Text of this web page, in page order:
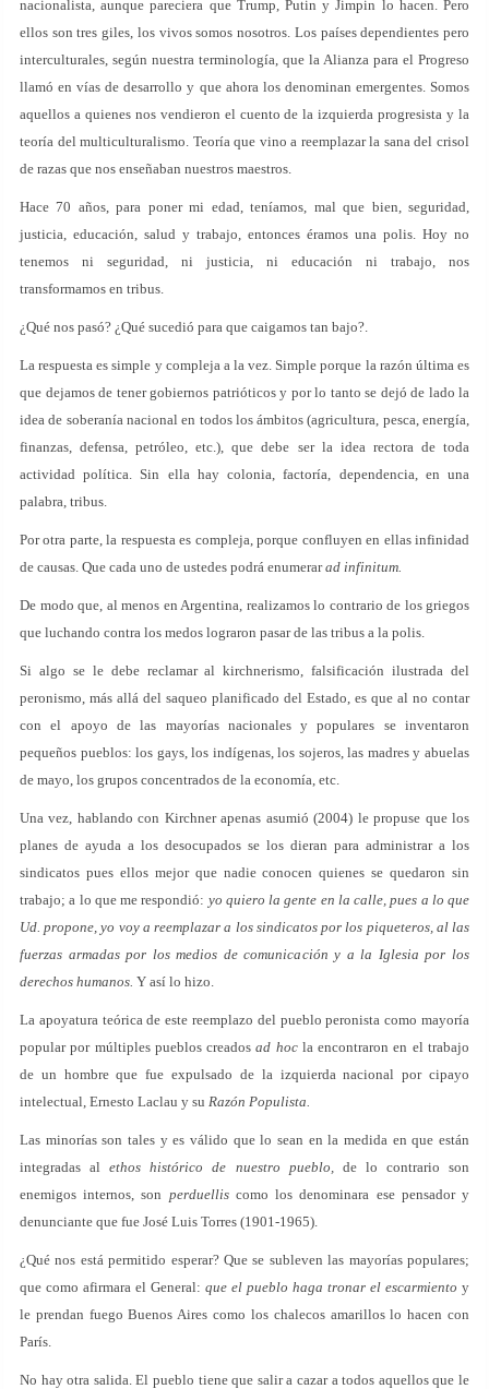
nacionalista, aunque pareciera que Trump, Putin y Jimpin lo hacen. Pero
ellos son tres giles, los vivos somos nosotros. Los países dependientes pero
interculturales, según nuestra terminología, que la Alianza para el Progreso
llamó en vías de desarrollo y que ahora los denominan emergentes. Somos
aquellos a quienes nos vendieron el cuento de la izquierda progresista y la
teoría del multiculturalismo. Teoría que vino a reemplazar la sana del crisol
de razas que nos enseñaban nuestros maestros.
Hace 70 años, para poner mi edad, teníamos, mal que bien, seguridad,
justicia, educación, salud y trabajo, entonces éramos una polis. Hoy no
tenemos ni seguridad, ni justicia, ni educación ni trabajo, nos
transformamos en tribus.
¿Qué nos pasó? ¿Qué sucedió para que caigamos tan bajo?.
La respuesta es simple y compleja a la vez. Simple porque la razón última es
que dejamos de tener gobiernos patrióticos y por lo tanto se dejó de lado la
idea de soberanía nacional en todos los ámbitos (agricultura, pesca, energía,
finanzas, defensa, petróleo, etc.), que debe ser la idea rectora de toda
actividad política. Sin ella hay colonia, factoría, dependencia, en una
palabra, tribus.
Por otra parte, la respuesta es compleja, porque confluyen en ellas infinidad
de causas. Que cada uno de ustedes podrá enumerarad infinitum.
De modo que, al menos en Argentina, realizamos lo contrario de los griegos
que luchando contra los medos lograron pasar de las tribus a la polis.
Si algo se le debe reclamar al kirchnerismo, falsificación ilustrada del
peronismo, más allá del saqueo planificado del Estado, es que al no contar
con el apoyo de las mayorías nacionales y populares se inventaron
pequeños pueblos: los gays, los indígenas, los sojeros, las madres y abuelas
de mayo, los grupos concentrados de la economía, etc.
Una vez, hablando con Kirchner apenas asumió (2004) le propuse que los
planes de ayuda a los desocupados se los dieran para administrar a los
sindicatos pues ellos mejor que nadie conocen quienes se quedaron sin
trabajo; a lo que me respondió: yo quiero la gente en la calle, pues a lo que
Ud. propone, yo voy a reemplazar a los sindicatos por los piqueteros, al las
fuerzas armadas por los medios de comunicación y a la Iglesia por los
derechos humanos. Y así lo hizo.
La apoyatura teórica de este reemplazo del pueblo peronista como mayoría
popular por múltiples pueblos creadosad hocla encontraron en el trabajo
de un hombre que fue expulsado de la izquierda nacional por cipayo
intelectual, Ernesto Laclau y su Razón Populista.
Las minorías son tales y es válido que lo sean en la medida en que están
integradas alethos histórico de nuestro pueblo, de lo contrario son
enemigos internos, son perduellis como los denominara ese pensador y
denunciante que fue José Luis Torres (1901-1965).
¿Qué nos está permitido esperar? Que se subleven las mayorías populares;
que como afirmara el General: que el pueblo haga tronar el escarmiento y
le prendan fuego Buenos Aires como los chalecos amarillos lo hacen con
París.
No hay otra salida. El pueblo tiene que salir a cazar a todos aquellos que le